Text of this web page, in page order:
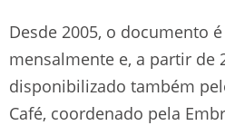
Desde 2005, o documento
mensalmente e, a partir de
disponibilizado também
Café, coordenado pela